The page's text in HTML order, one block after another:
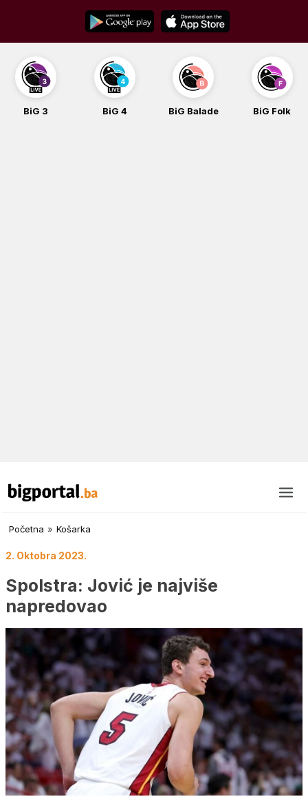
content
BiG 3 BiG 4 BiG Balade BiG Folk
Početna » Košarka
2. Oktobra 2023.
Spolstra: Jović je najviše
napredovao